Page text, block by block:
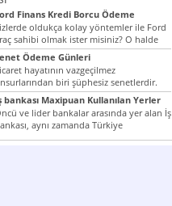
Finans Kredi Borcu Ödeme
oldukça kolay yöntemler ile Ford
sahibi olmak ister misiniz? O halde
ilginizi...
Ödeme Günleri
hayatının vazgeçilmez
biri şüphesiz senetlerdir.
senetler en çok kullanılan ödeme
Taksitler...
bankası Maxipuan Kullanılan Yerler
ve lider bankalar arasında yer alan İş
aynı zamanda Türkiye
ilk milli...